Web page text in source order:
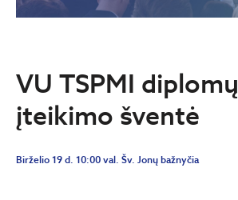
VU TSPMI diplomų
įteikimo šventė
Birželio 19 d. 10:00 val. Šv. Jonų bažnyčia